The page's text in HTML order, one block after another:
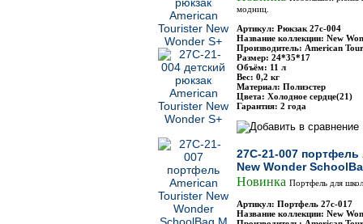
модниц.
Артикул: Рюкзак 27с-004
Название коллекции: New
Производитель: American
Размер: 24*35*17
Объём: 11 л
Вес: 0,2 кг
Материал: Полиэстер
Цвета: Холодное сердце(21)
Гарантия: 2 года
27C-21-007
New Wonder
Новинка Портфель для
Артикул: Портфель 27с-017
Название коллекции: New